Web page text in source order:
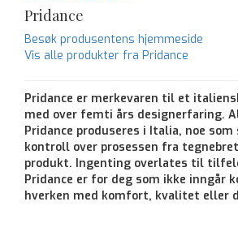
Pridance
Besøk produsentens hjemmeside
Vis alle produkter fra Pridance
Pridance er merkevaren til et
med over femti års designerfaring.
Pridance produseres i Italia, noe
kontroll over prosessen fra
produkt. Ingenting overlates til
Pridance er for deg som ikke inngår
hverken med komfort, kvalitet eller